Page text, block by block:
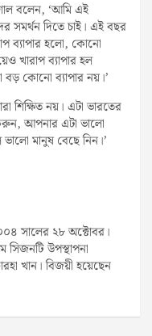
বলেন, ‘আমি এই
সমর্থন দিতে চাই। এই বছর
ব্যাপার হলো, কোনো
খারাপ ব্যাপার হল
কোনো ব্যাপার নয়।’
শিক্ষিত নয়। এটা ভারতের
আপনার এটা ভালো
মানুষ বেছে নিন।’
সালের ২৮ অক্টোবর।
উপস্থাপনা
খান। বিজয়ী হয়েছেন